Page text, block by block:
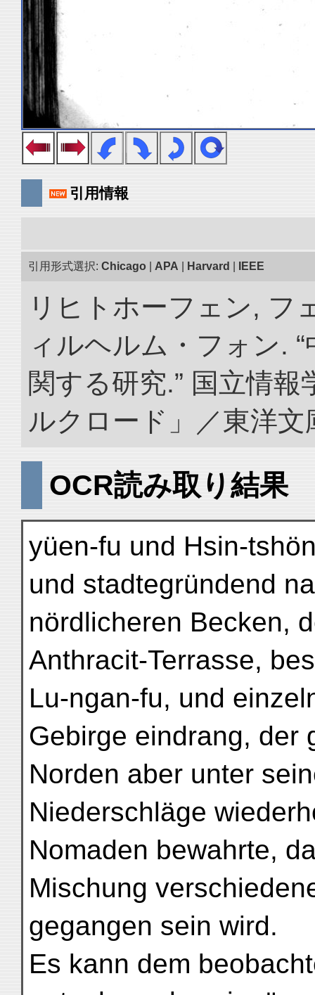
引用情報
引用形式選択: Chicago APA Harvard IEEE
リヒトホーフェン, フ
ィルヘルム・フォン.
関する研究.” 国立情
ルクロード」／東洋
OCR読み取り結果
yüen-fu und Hsin-
und stadtegründend
nördlicheren Becken,
Anthracit-Terrasse,
Lu-ngan-fu, und
Gebirge eindrang, der
Norden aber unter
Niederschläge
Nomaden bewahrte,
Mischung
gegangen sein wird.
Es kann dem